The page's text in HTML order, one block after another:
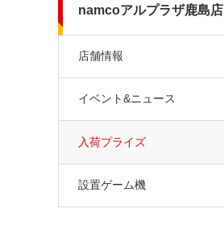
namcoアルプラザ鹿島店
店舗情報
イベント&ニュース
入荷プライズ
設置ゲーム機